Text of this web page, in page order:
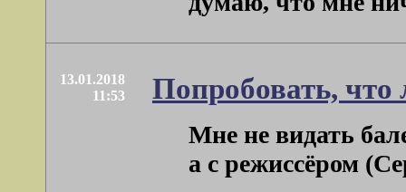
13.01.2018
11:53
Попробовать, что
Мне не видать
а с режиссёром